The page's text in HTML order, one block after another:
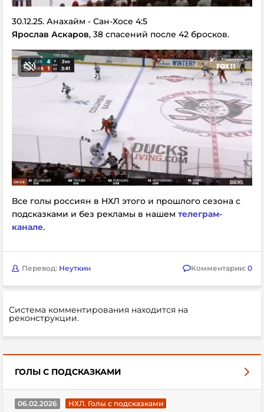
30.12.25. Анахайм - Сан-Хосе 4:5
Ярослав Аскаров, 38 спасений после 42 бросков.
Все голы россиян в НХЛ этого и прошлого сезона с
подсказками и без рекламы в нашем телеграм-
канале.
Перевод: Неуткин Комментарии: 0
Система комментирования находится на
реконструкции.
ГОЛЫ С ПОДСКАЗКАМИ
06.02.2026
НХЛ. Голы с подсказками